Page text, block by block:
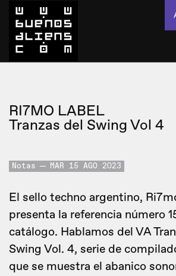
RI7MO LABEL
Tranzas del Swing Vol 4
Notas MAR 15 AGO 2023
El sello techno argentino,
presenta la referencia número
catálogo. Hablamos del VA
Swing Vol. 4, serie de
que se muestra el abanico